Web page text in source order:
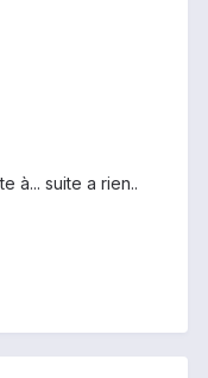
à... suite a rien..